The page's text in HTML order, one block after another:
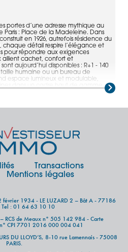
portes d’une adresse mythique au
: Place de la Madeleine. Dans
en 1926, autrefois résidence du
chaque détail respire l’élégance et
pour répondre aux exigences
allient cachet, confort et
aujourd’hui disponibles : R+1 - 140
humaine ou un bureau de
espace lumineux et modulable,
dans un cadre haut de gamme.
Paume et celui de l’Orangerie.
Transactions
Mentions légales
février 1934 - LE LUZARD 2 – Bât A - 77186
Tel : 01 64 63 10 10
RCS de Meaux n° 505 142 984 - Carte
n° CPI 7701 2016 000 004 041
DU LLOYD’S, 8-10 rue Lamennais - 75008
PARIS.